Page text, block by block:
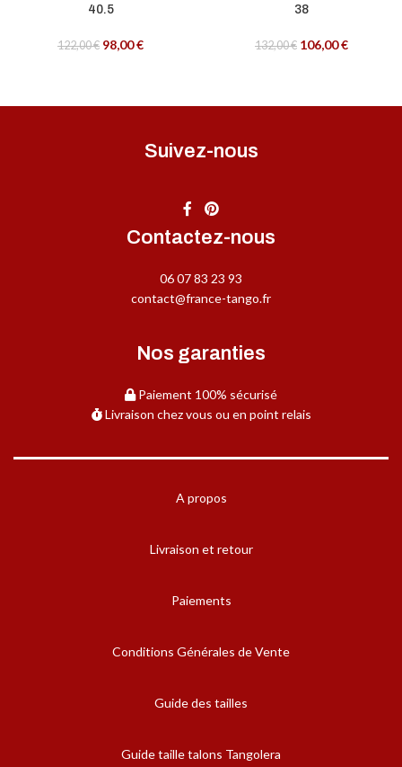
40.5
122,00€ 98,00€
38
132,00€ 106,00€
Suivez-nous
Contactez-nous
06 07 83 23 93
contact@france-tango.fr
Nos garanties
Paiement 100% sécurisé
Livraison chez vous ou en point relais
A propos
Livraison et retour
Paiements
Conditions Générales de Vente
Guide des tailles
Guide taille talons Tangolera